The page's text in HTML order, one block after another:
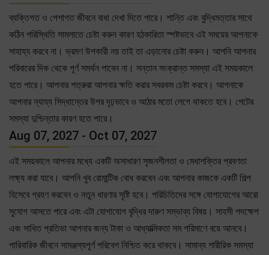
ব্যক্তিগত ও পেশাগত জীবনে বাধা দেখা দিতে পারে। শান্তি এবং বুদ্ধিমত্তার সাথে
কঠিন পরিস্থিতি সামলাতে চেষ্টা করুন কারণ হঠকারিতা স্পষ্টভাবে এই সময়ের আপনাকে
সাহায্য করবে না। ভ্রমণ উপকারী নয় তাই তা এড়ানোর চেষ্টা করুন। আপনি আপনার
পরিবারের দিক থেকে পূর্ণ সমর্থন পাবেন না। সন্তান সংক্রান্ত সমস্যা এই সময়কালে
হতে পারে। আপনার শত্রুরা আপনার ক্ষতি করার সবরকম চেষ্টা করবে। আপনাকে
আপনার ন্যায্য সিদ্ধান্তের উপর দৃঢ়ভাবে ও আঠার মতো লেগে থাকতে হবে। পেটের
সমস্যা দুশ্চিন্তার কারণ হতে পারে।
Aug 07, 2027 - Oct 07, 2027
এই সময়কালে আপনার মধ্যে একটি অসাধারণ সৃজনশীলতা ও মেধাশক্তির প্রবণতা
লক্ষ্য করা যাবে। আপনি খুব রোমান্টিক বোধ করবেন এবং আপনার কাজকে একটি শিল্প
হিসেবে গ্রহণ করবেন ও নতুন ধারণার সৃষ্টি হবে। পরিচিতিদের সঙ্গে যোগাযোগের আরো
সুযোগ আসতে পারে এবং এটা যোগাযোগ বৃদ্ধির দারুণ সম্ভাব্য বিষয়। সাহসী পদক্ষেপ
এবং সাধিত প্রতিভা আপনার জন্য টাকা ও আধ্যাত্মিকতা সম পরিমাণে বয়ে আনবে।
পারিবারিক জীবনে সামঞ্জস্যপূর্ণ পরিবেশ নিশ্চিত করে থাকবে। সামান্য শারীরিক সমস্যা